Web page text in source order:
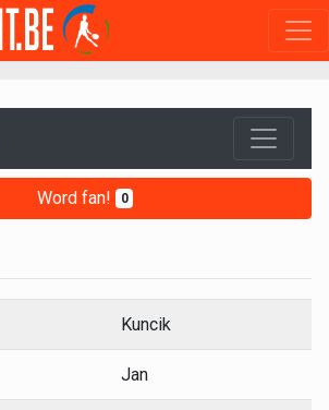
Word fan! 0
Kuncik
Jan